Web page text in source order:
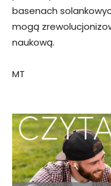
basenach
mogą
naukową.
MT